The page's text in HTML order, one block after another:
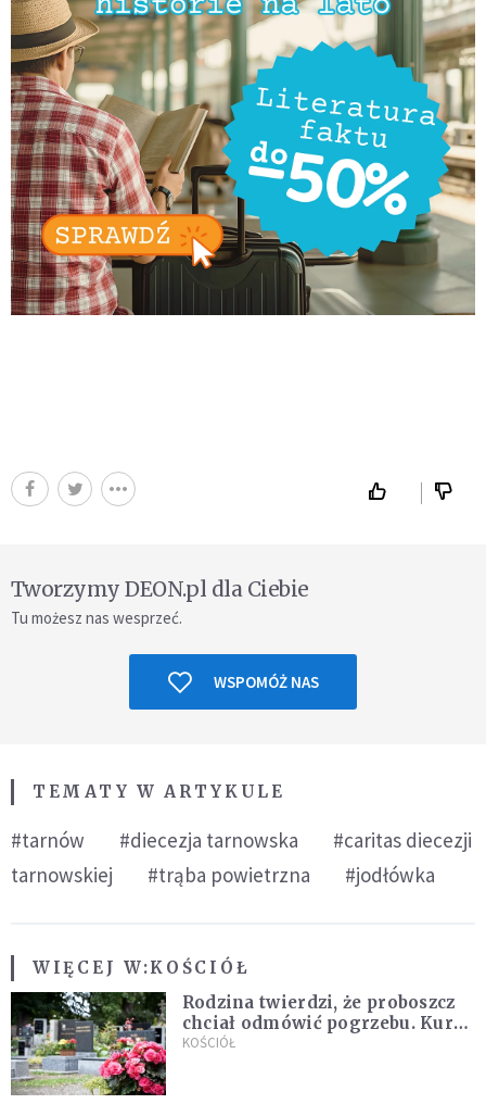
Tworzymy DEON.pl dla Ciebie
Tu możesz nas wesprzeć.
WSPOMÓŻ NAS
TEMATY W ARTYKULE
#tarnów #diecezja tarnowska
#caritas diecezji
tarnowskiej
#trąba powietrzna #jodłówka
WIĘCEJ W:KOŚCIÓŁ
Rodzina twierdzi, że proboszcz
chciał odmówić pogrzebu. Kuria
zapowiada wyjaśnienia
KOŚCIÓŁ